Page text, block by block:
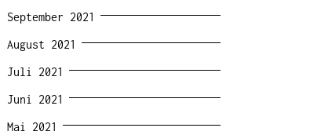
September 2021
August 2021
Juli 2021
Juni 2021
Mai 2021